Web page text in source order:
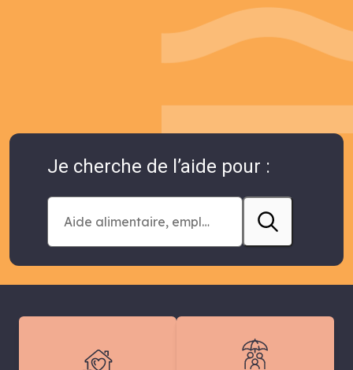
Je cherche de l’aide pour :